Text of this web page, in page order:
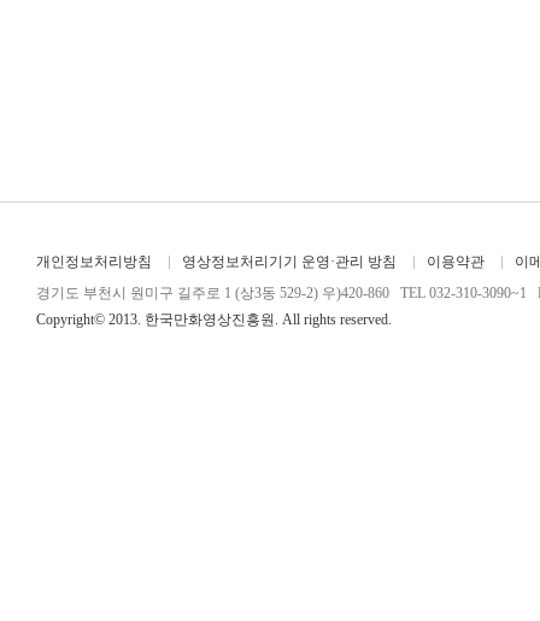
개인정보처리방침 영상정보처리기기 운영·관리 방침 이용약관
이
경기도 부천시 원미구 길주로 1 (상3동 529-2) 우)420-860 TEL 032-310-3090~1
Copyright© 2013. 한국만화영상진흥원. All rights reserved.